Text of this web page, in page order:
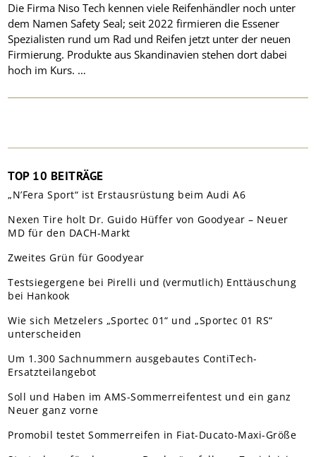
Die Firma Niso Tech kennen viele Reifenhändler noch unter
dem Namen Safety Seal; seit 2022 firmieren die Essener
Spezialisten rund um Rad und Reifen jetzt unter der neuen
Firmierung. Produkte aus Skandinavien stehen dort dabei
hoch im Kurs. …
TOP 10 BEITRÄGE
„N’Fera Sport“ ist Erstausrüstung beim Audi A6
Nexen Tire holt Dr. Guido Hüffer von Goodyear – Neuer
MD für den DACH-Markt
Zweites Grün für Goodyear
Testsiegergene bei Pirelli und (vermutlich) Enttäuschung
bei Hankook
Wie sich Metzelers „Sportec 01“ und „Sportec 01 RS“
unterscheiden
Um 1.300 Sachnummern ausgebautes ContiTech-
Ersatzteilangebot
Soll und Haben im AMS-Sommerreifentest und ein ganz
Neuer ganz vorne
Promobil testet Sommerreifen in Fiat-Ducato-Maxi-Größe